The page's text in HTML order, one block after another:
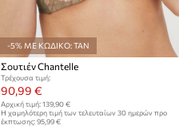
-5% ΜΕ ΚΩΔΙΚΟ: TAN
Σουτιέν Chantelle
Τρέχουσα τιμή:
90,99 €
Αρχική τιμή: 139,90 €
Η χαμηλότερη τιμή των τελευταίων 30 ημερών προ
έκπτωσης: 95,99 €